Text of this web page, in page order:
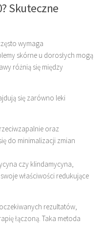
Skuteczne
wymaga
skórne u dorosłych mogą
różnią się między
się zarówno leki
oraz
do minimalizacji zmian
czy klindamycyna,
właściwości redukujące
rezultatów,
łączoną. Taka metoda